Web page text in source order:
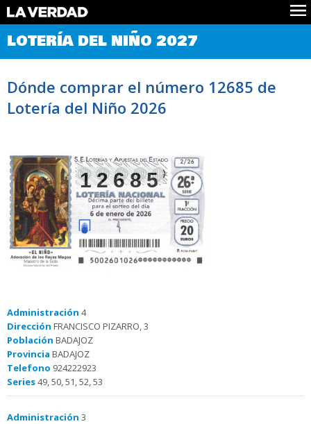
Comprobar Loteria del Niño
Premios
Noticias
Datos
LOTERÍA DEL NIÑO 2027
Dónde comprar el número 12685 de
Lotería del Niño 2026
12685
Administración 4
Dirección FRANCISCO PIZARRO, 3
Población BADAJOZ
Provincia BADAJOZ
Telefono 924222923
Series49, 50, 51, 52, 53
Administración 3